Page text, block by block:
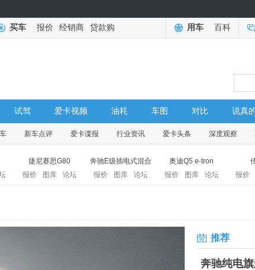
买车 报价 经销商 贷款购 用车 百科
试驾 爱卡视频 油耗 车图 对比 说真
新车点评 爱卡谍报 行业资讯 爱卡头条 深度观察
捷尼赛思G80
报价
图库 论坛
奔驰E级插电式混合
报价
图库 论坛
奥迪Q5 e-tron
报价
图库 论坛
报价
推荐
奔驰纯电